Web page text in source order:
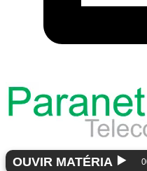
OUVIR MATÉRIA ▶️